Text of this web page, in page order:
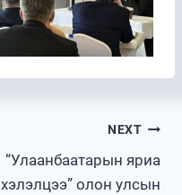
NEXT
“Улаанбаатарын яриа
хэлэлцээ” олон улсын